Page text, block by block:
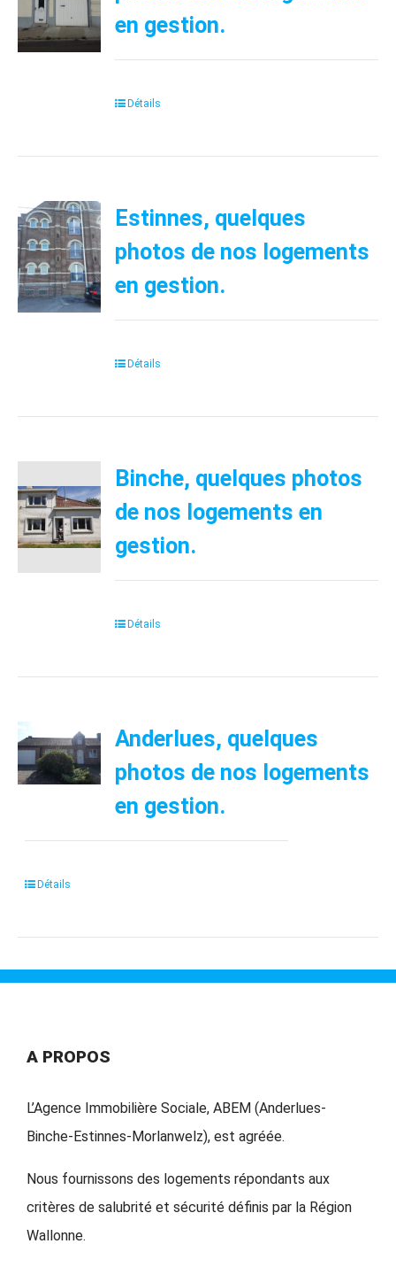
en gestion.
Détails
Estinnes, quelques
photos de nos logements
en gestion.
Détails
Binche, quelques photos
de nos logements en
gestion.
Détails
Anderlues, quelques
photos de nos logements
en gestion.
Détails
A PROPOS
L’Agence Immobilière Sociale, ABEM (Anderlues-
Binche-Estinnes-Morlanwelz), est agréée.
Nous fournissons des logements répondants aux
critères de salubrité et sécurité définis par la Région
Wallonne.